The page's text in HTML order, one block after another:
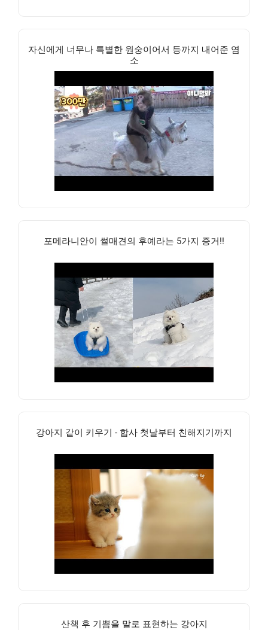
자신에게 너무나 특별한 원숭이어서 등까지 내어준 염
소
포메라니안이 썰매견의 후예라는 5가지 증거!!
강아지 같이 키우기 - 합사 첫날부터 친해지기까지
산책 후 기쁨을 말로 표현하는 강아지